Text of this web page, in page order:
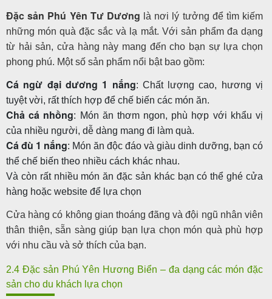
Đặc sản Phú Yên Tư Dương là nơi lý tưởng để tìm kiếm
những món quà đặc sắc và lạ mắt. Với sản phẩm đa dạng
từ hải sản, cửa hàng này mang đến cho bạn sự lựa chọn
phong phú. Một số sản phẩm nổi bật bao gồm:
Cá ngừ đại dương 1 nắng: Chất lượng cao, hương vị
tuyệt vời, rất thích hợp để chế biến các món ăn.
Chả cá nhồng: Món ăn thơm ngon, phù hợp với khẩu vị
của nhiều người, dễ dàng mang đi làm quà.
Cá đù 1 nắng: Món ăn độc đáo và giàu dinh dưỡng, bạn có
thể chế biến theo nhiều cách khác nhau.
Và còn rất nhiều món ăn đặc sản khác bạn có thể ghé cửa
hàng hoặc website để lựa chọn
Cửa hàng có không gian thoáng đãng và đội ngũ nhân viên
thân thiện, sẵn sàng giúp bạn lựa chọn món quà phù hợp
với nhu cầu và sở thích của bạn.
2.4 Đặc sản Phú Yên Hương Biển – đa dạng các món đặc
sản cho du khách lựa chọn